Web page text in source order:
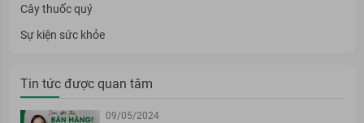
Cây thuốc quý
Sự kiện sức khỏe
Tin tức được quan tâm
09/05/2024